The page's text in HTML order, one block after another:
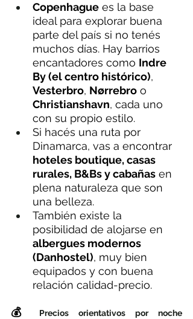
Copenhague es la base
ideal para explorar buena
parte del país si no tenés
muchos días. Hay barrios
encantadores como Indre
By (el centro histórico),
Vesterbro, Nørrebro o
Christianshavn, cada uno
con su propio estilo.
Si hacés una ruta por
Dinamarca, vas a encontrar
hoteles boutique, casas
rurales, B&Bs y cabañas en
plena naturaleza que son
una belleza.
También existe la
posibilidad de alojarse en
albergues modernos
(Danhostel), muy bien
equipados y con buena
relación calidad-precio.
💰 Precios orientativos por noche